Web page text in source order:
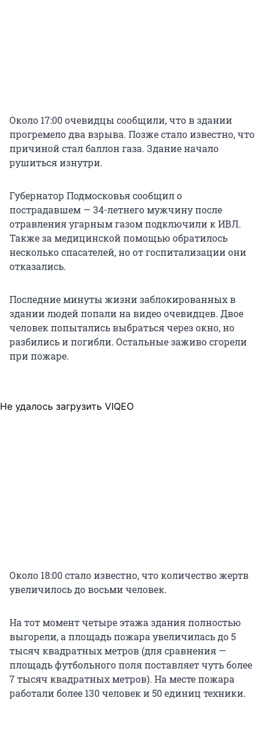
Около 17:00 очевидцы сообщили, что в здании
прогремело два взрыва. Позже стало известно, что
причиной стал баллон газа. Здание начало
рушиться изнутри.
Губернатор Подмосковья сообщил о
пострадавшем — 34-летнего мужчину после
отравления угарным газом подключили к ИВЛ.
Также за медицинской помощью обратилось
несколько спасателей, но от госпитализации они
отказались.
Последние минуты жизни заблокированных в
здании людей попали на видео очевидцев. Двое
человек попытались выбраться через окно, но
разбились и погибли. Остальные заживо сгорели
при пожаре.
Не удалось загрузить VIQEO
Около 18:00 стало известно, что количество жертв
увеличилось до восьми человек.
На тот момент четыре этажа здания полностью
выгорели, а площадь пожара увеличилась до 5
тысяч квадратных метров (для сравнения —
площадь футбольного поля поставляет чуть более
7 тысяч квадратных метров). На месте пожара
работали более 130 человек и 50 единиц техники.